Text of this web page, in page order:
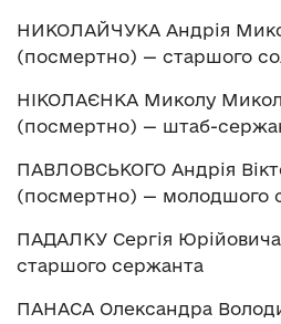
НИКОЛАЙЧУКА Андрія
(посмертно) — старшого
НІКОЛАЄНКА Миколу
(посмертно) — штаб-
ПАВЛОВСЬКОГО Андрія
(посмертно) — молодшого
ПАДАЛКУ Сергія
старшого сержанта
ПАНАСА Олександра